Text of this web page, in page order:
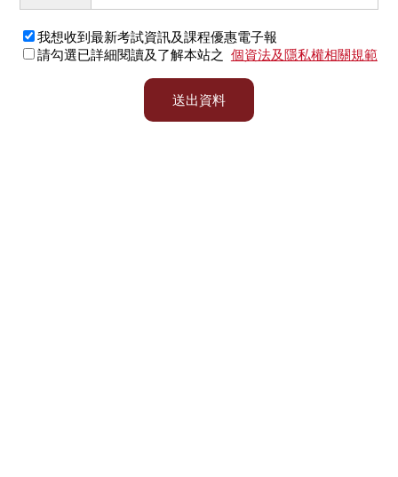
我想收到最新考試資訊及課程優惠電子報
請勾選已詳細閱讀及了解本站之 個資法及隱私權相關規範
送出資料